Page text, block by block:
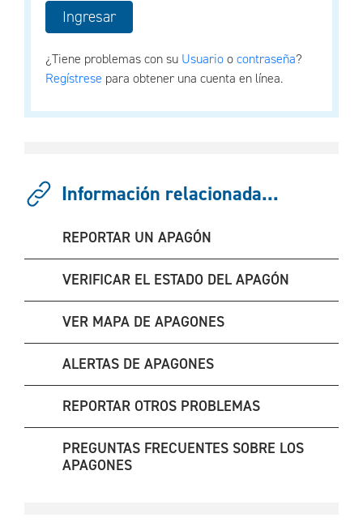
¿Tiene problemas con su Usuarioocontraseña?
Regístrese para obtener una cuenta en línea.
Información relacionada...
REPORTAR UN APAGÓN
VERIFICAR EL ESTADO DEL APAGÓN
VER MAPA DE APAGONES
ALERTAS DE APAGONES
REPORTAR OTROS PROBLEMAS
PREGUNTAS FRECUENTES SOBRE LOS
APAGONES